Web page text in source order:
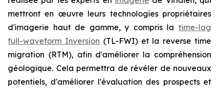
mettront en œuvre leurs technologies propriétaires
d'imagerie haut de gamme, y compris la time-lag
full-waveform Inversion (TL-FWI) et la reverse time
migration (RTM), afin d'améliorer la compréhension
géologique. Cela permettra de révéler de nouveaux
potentiels, d'améliorer l'évaluation des prospects et